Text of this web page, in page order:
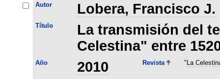
Autor Lobera, Francisco J.
Título
La transmisión del
Celestina" entre
Año 2010 Revista "La